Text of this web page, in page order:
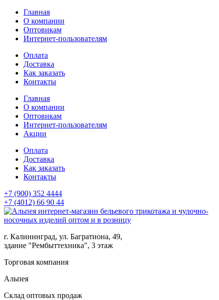
Главная
О компании
Оптовикам
Интернет-пользователям
Оплата
Доставка
Как заказать
Контакты
Главная
О компании
Оптовикам
Интернет-пользователям
Акции
Оплата
Доставка
Как заказать
Контакты
+7 (900) 352 4444
+7 (4012) 66 90 44
г. Калининград, ул. Багратиона, 49,
здание "Рембыттехника", 3 этаж
Торговая компания
Альпея
Склад оптовых продаж